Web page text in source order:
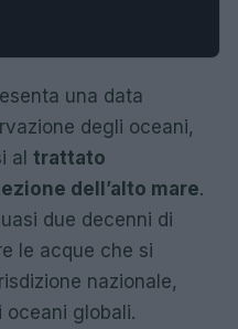
una data
degli oceani,
al trattato
dell’alto mare.
due decenni di
le acque che si
nazionale,
globali.